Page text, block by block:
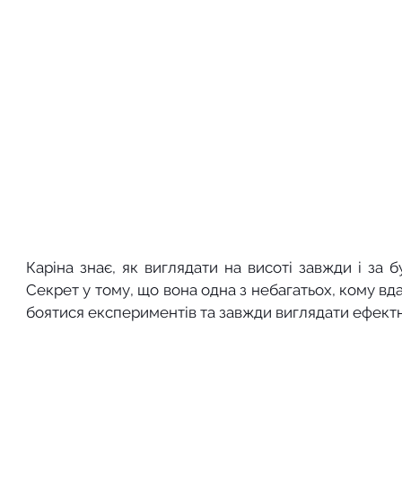
Каріна знає, як виглядати на висоті завжди і за
Секрет у тому, що вона одна з небагатьох, кому
боятися експериментів та завжди виглядати